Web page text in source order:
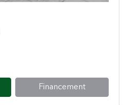
Financement